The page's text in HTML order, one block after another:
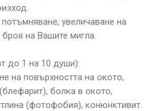
увеличаване на
на Вашите мигла.
до 1 на 10 души):
на повърхността на окото,
болка в окото,
(фотофобия), конюнктивит.